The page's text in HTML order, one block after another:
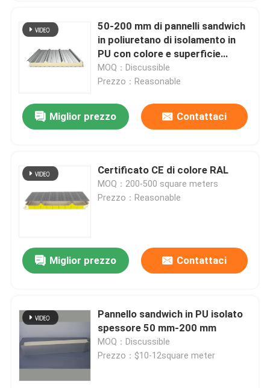
Prodotti
50-200 mm di pannelli sandwich
in poliuretano di isolamento in
PU con colore e superficie
personalizzabili
MOQ：Discussible
Prezzo：Reasonable
Miglior prezzo Contattaci
Certificato CE di colore RAL
MOQ：200-500 square meters
Prezzo：Reasonable
Miglior prezzo Contattaci
Pannello sandwich in PU isolato
spessore 50 mm-200 mm
MOQ：Discussible
Prezzo：$10-12square meter